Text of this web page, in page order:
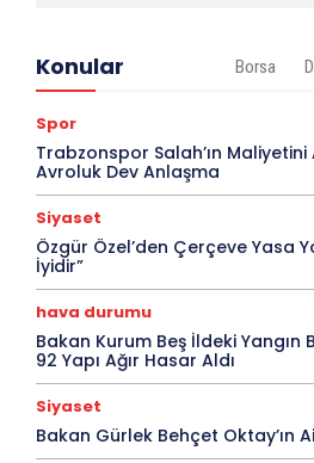
Konular Borsa
Spor
Trabzonspor Salah’ın Maliyetini
Avroluk Dev Anlaşma
Siyaset
Özgür Özel’den Çerçeve Yasa
İyidir”
hava durumu
Bakan Kurum Beş İldeki Yangın
92 Yapı Ağır Hasar Aldı
Siyaset
Bakan Gürlek Behçet Oktay’ın